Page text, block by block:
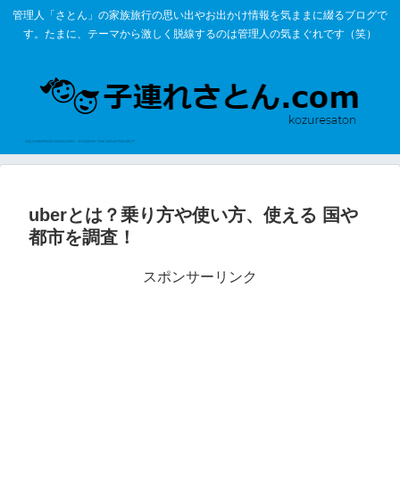
管理人「さとん」の家族旅行の思い出やお出かけ情報を気ままに綴るブログで
す。たまに、テーマから激しく脱線するのは管理人の気まぐれです（笑）
uberとは？乗り方や使い方、使える 国や
都市を調査！
スポンサーリンク